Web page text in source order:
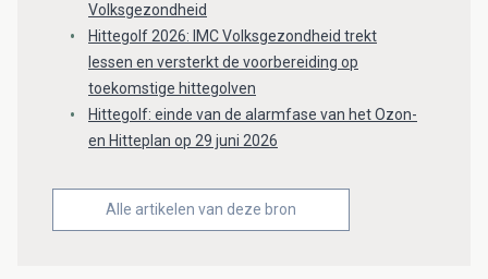
Volksgezondheid
Hittegolf 2026: IMC Volksgezondheid trekt
lessen en versterkt de voorbereiding op
toekomstige hittegolven
Hittegolf: einde van de alarmfase van het Ozon-
en Hitteplan op 29 juni 2026
Alle artikelen van deze bron